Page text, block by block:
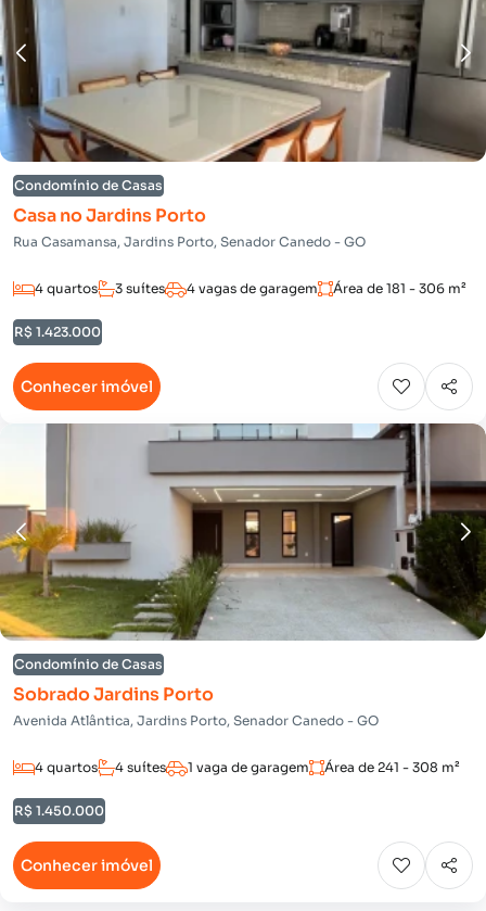
Condomínio de Casas
Casa no Jardins Porto
Rua Casamansa, Jardins Porto, Senador Canedo - GO
4 quartos 3 suítes 4 vagas de garagem Área de 181 - 306 m²
R$ 1.423.000
Conhecer imóvel
Condomínio de Casas
Sobrado Jardins Porto
Avenida Atlântica, Jardins Porto, Senador Canedo - GO
4 quartos 4 suítes 1 vaga de garagem Área de 241 - 308 m²
R$ 1.450.000
Conhecer imóvel